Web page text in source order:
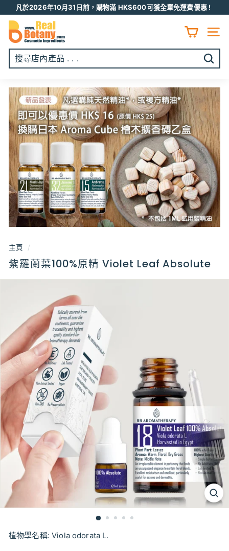
至
凡於2026年10月31日前，購物滿 HK$600可獲全單免運費優惠 !
R
E
A
L
O
T
A
N
Y
網頁
開
搜
尋
主頁 /
紫羅蘭葉100%原精 Violet Leaf Absolute
植物學名稱: Viola odorata L.